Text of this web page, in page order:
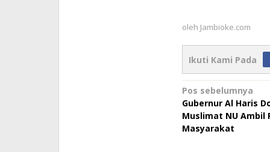
oleh Jambioke.com
Ikuti Kami Pada
Navigasi
pos
Pos sebelumnya
Gubernur Al Haris
Muslimat NU Ambil
Masyarakat